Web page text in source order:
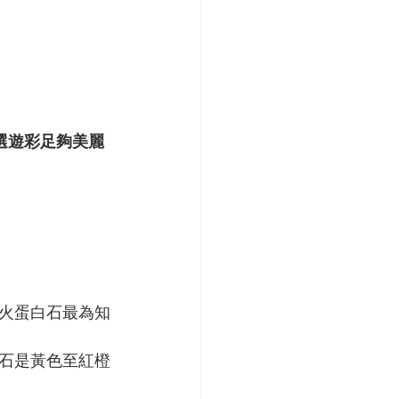
遊彩足夠美麗
蛋白石最為知
是黃色至紅橙